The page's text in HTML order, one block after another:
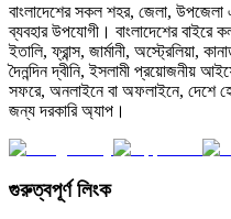
বাংলাদেশের সকল শহর, জেলা, উপজেলা
ব্যবহার উপযোগী। বাংলাদেশের
ইতালি, ফ্রান্স, জার্মানী, অস্ট্রেলিয়া,
দৈনন্দিন দ্বীনি, ইসলামী প্রয়োজনীয়
সফরে, অনলাইনে বা অফলাইনে, দেশে
জন্য দরকারি অ্যাপ।
গুরুত্বপূর্ণ লিংক